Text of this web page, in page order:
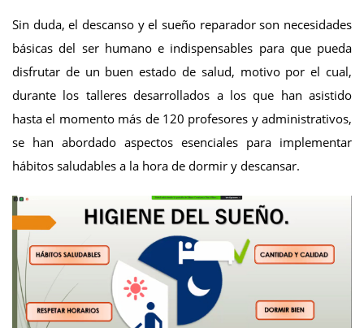
Sin duda, el descanso y el sueño reparador son necesidades
básicas del ser humano e indispensables para que pueda
disfrutar de un buen estado de salud, motivo por el cual,
durante los talleres desarrollados a los que han asistido
hasta el momento más de 120 profesores y administrativos,
se han abordado aspectos esenciales para implementar
hábitos saludables a la hora de dormir y descansar.